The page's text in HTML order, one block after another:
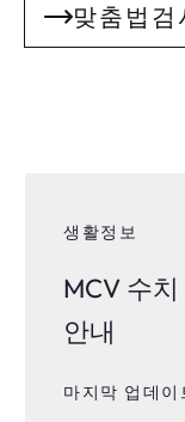
맞춤법검
생활정보
MCV 수
안내
마지막 업데